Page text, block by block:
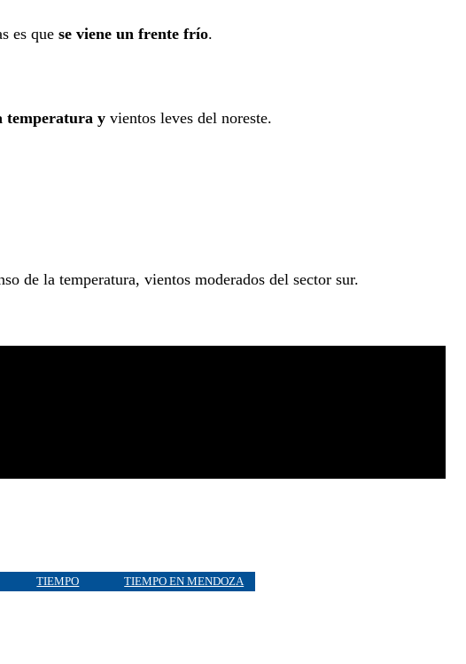
es que se viene un frente frío.
temperatura y vientos leves del noreste.
de la temperatura, vientos moderados del sector sur.
TIEMPO TIEMPO EN MENDOZA